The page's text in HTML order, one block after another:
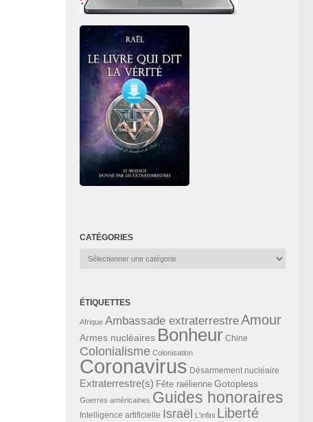
CATÉGORIES
Catégories
ÉTIQUETTES
Afrique Ambassade extraterrestreAmour
Armes nucléaires Bonheur Chine
Colonialisme Colonisation
Coronavirus Désarmement nucléaire
Extraterrestre(s) Fête raélienne Gotopless
Guerres américaines Guides honoraires
Intelligence artificielle Israël L'infini Liberté